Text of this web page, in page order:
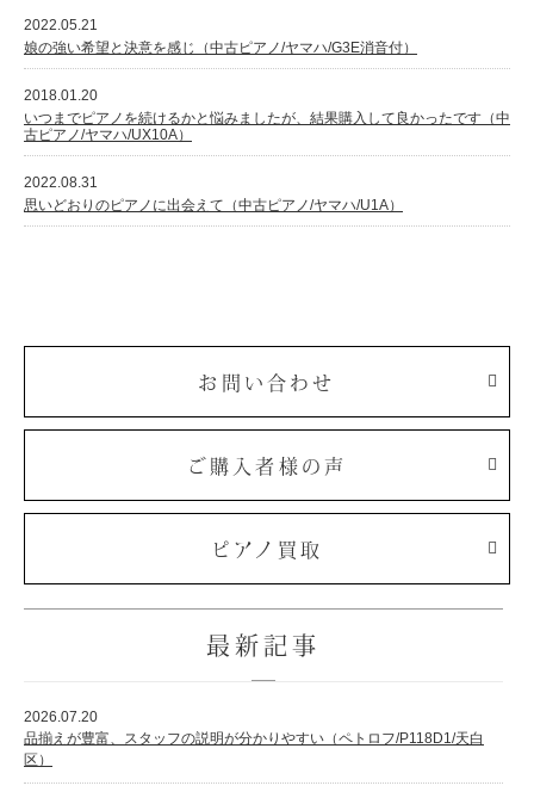
2022.05.21
娘の強い希望と決意を感じ（中古ピアノ/ヤマハ/G3E消音付）
2018.01.20
いつまでピアノを続けるかと悩みましたが、結果購入して良かったです（中
古ピアノ/ヤマハ/UX10A）
2022.08.31
思いどおりのピアノに出会えて（中古ピアノ/ヤマハ/U1A）
お問い合わせ
ご購入者様の声
ピアノ買取
最新記事
2026.07.20
品揃えが豊富、スタッフの説明が分かりやすい（ペトロフ/P118D1/天白
区）